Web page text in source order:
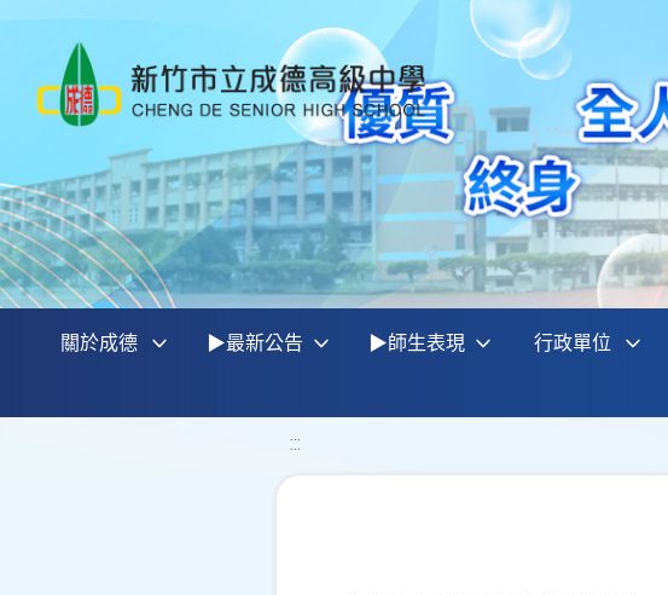
關於成德 ▶最新公告 ▶師生表現 行政單位
:::